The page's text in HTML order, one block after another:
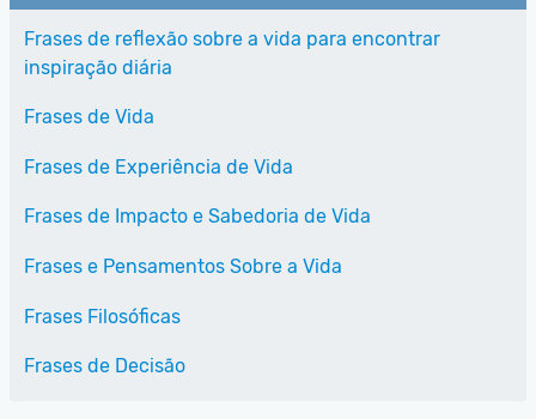
Frases de reflexão sobre a vida para encontrar
inspiração diária
Frases de Vida
Frases de Experiência de Vida
Frases de Impacto e Sabedoria de Vida
Frases e Pensamentos Sobre a Vida
Frases Filosóficas
Frases de Decisão